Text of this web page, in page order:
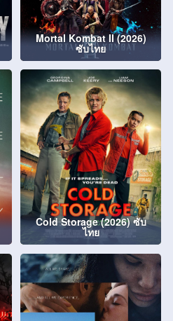
Mortal Kombat II (2026)
ซับไทย
Cold Storage (2026) ซับ
ไทย